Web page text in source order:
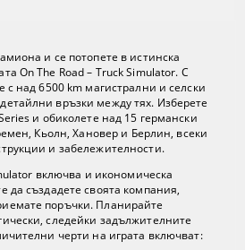
и се потопете в истинска
On The Road – Truck Simulator. С
с над 6500 km магистрални и селски
връзки между тях. Изберете
и обиколете над 15 германски
Кьолн, Хановер и Берлин, всеки
и забележителности.
включва и икономическа
да създадете своята компания,
поръчки. Планирайте
следейки задължителните
черти на играта включват: